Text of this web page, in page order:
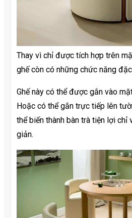
Thay vì chỉ được tích hợp trên
ghế còn có những chức năng
Ghế này có thể được gắn vào
Hoặc có thể gắn trực tiếp lên
thể biến thành bàn trà tiện lợi chỉ
giản.